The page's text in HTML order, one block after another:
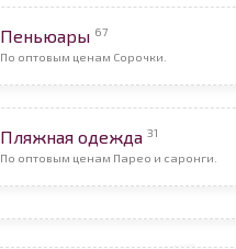
Пеньюары 67
По оптовым ценам Сорочки.
Пляжная одежда 31
По оптовым ценам Парео и саронги.